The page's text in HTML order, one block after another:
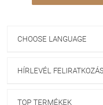
CHOOSE LANGUAGE
HÍRLEVÉL
TOP TERMÉKEK